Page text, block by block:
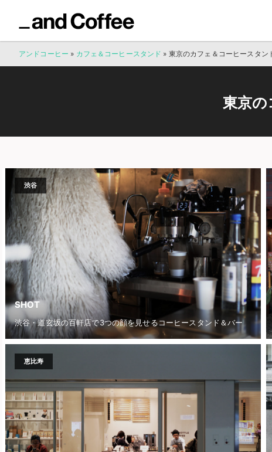
アンドコーヒー » カフェ＆コーヒースタンド » 東京のカフェ＆コーヒースタン
東京の
渋谷
SHOT
渋谷・道玄坂の百軒店で3つの顔を見せるコーヒースタンド＆バー
恵比寿